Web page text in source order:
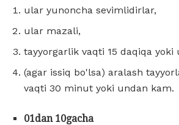
ular yunoncha sevimlidirlar,
ular mazali,
tayyorgarlik vaqti 15 daqiqa yoki
(agar issiq bo'lsa) aralash
vaqti 30 minut yoki undan kam.
01dan 10gacha